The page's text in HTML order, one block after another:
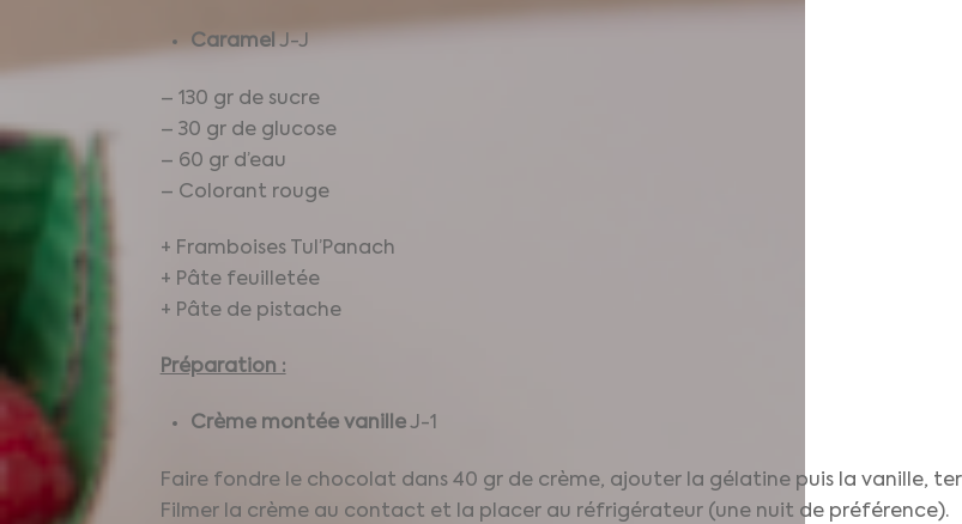
Caramel J-J
– 130 gr de sucre
– 30 gr de glucose
– 60 gr d’eau
– Colorant rouge
+ Framboises Tul’Panach
+ Pâte feuilletée
+ Pâte de pistache
Préparation :
Crème montée vanilleJ-1
Faire fondre le chocolat dans 40 gr de crème, ajouter la gélatine puis la vanille,
Filmer la crème au contact et la placer au réfrigérateur (une nuit de préférence).